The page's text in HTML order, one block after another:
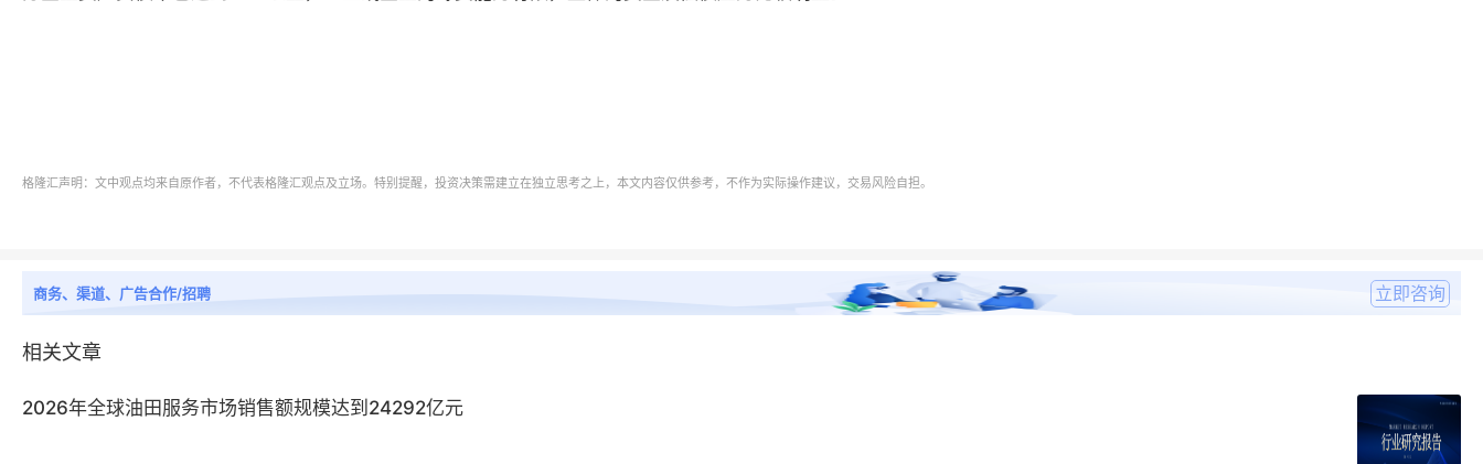
格隆汇声明：文中观点均来自原作者，不代表格隆汇观点及立场。特别提醒，投资决策需建立在独立思考之上，本文内容仅供参考，不作为实际操作建议，交易风险自担。
商务、渠道、广告合作/招聘 立即咨询
相关文章
2026年全球油田服务市场销售额规模达到24292亿元